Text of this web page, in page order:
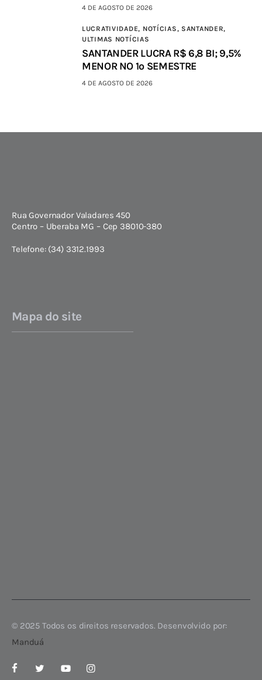
4 DE AGOSTO DE 2026
LUCRATIVIDADE, NOTÍCIAS, SANTANDER,
ULTIMAS NOTÍCIAS
SANTANDER LUCRA R$ 6,8 BI; 9,5%
MENOR NO 1º SEMESTRE
4 DE AGOSTO DE 2026
Rua Governador Valadares 450
Centro – Uberaba MG – Cep 38010-380
Telefone: (34) 3312.1993
Mapa do site
© 2025 Todos os direitos reservados. Desenvolvido por:
Manduá